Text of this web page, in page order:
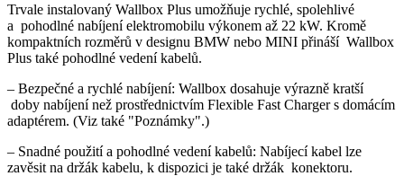
Trvale instalovaný Wallbox Plus umožňuje rychlé, spolehlivé
a pohodlné nabíjení elektromobilu výkonem až 22 kW. Kromě
kompaktních rozměrů v designu BMW nebo MINI přináší Wallbox
Plus také pohodlné vedení kabelů.
– Bezpečné a rychlé nabíjení: Wallbox dosahuje výrazně kratší
doby nabíjení než prostřednictvím Flexible Fast Charger s domácím
adaptérem. (Viz také "Poznámky".)
– Snadné použití a pohodlné vedení kabelů: Nabíjecí kabel lze
zavěsit na držák kabelu, k dispozici je také držák konektoru.